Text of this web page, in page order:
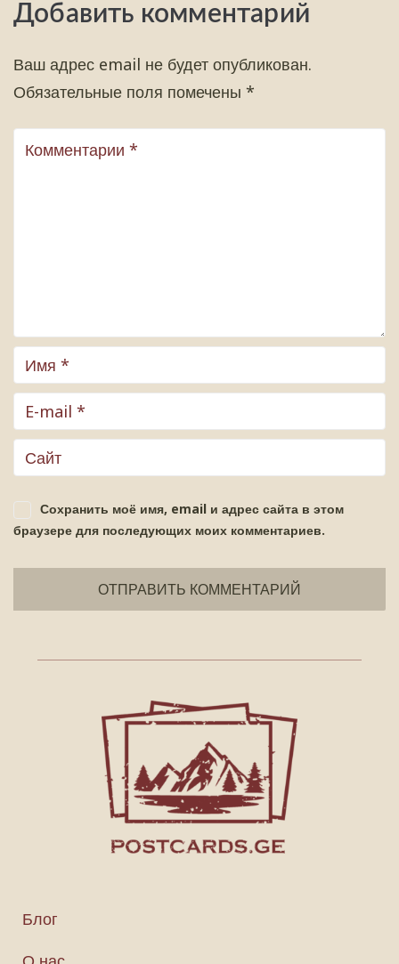
Добавить комментарий
Ваш адрес email не будет опубликован.
Обязательные поля помечены *
Сохранить моё имя, email и адрес сайта в этом
браузере для последующих моих комментариев.
Блог